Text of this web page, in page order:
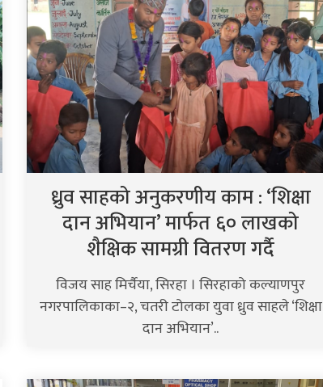
ध्रुव साहको अनुकरणीय काम : ‘शिक्षा
दान अभियान’ मार्फत ६० लाखको
शैक्षिक सामग्री वितरण गर्दै
विजय साह मिर्चैया, सिरहा । सिरहाको कल्याणपुर
नगरपालिकाका–२, चतरी टोलका युवा ध्रुव साहले ‘शिक्षा
दान अभियान’..